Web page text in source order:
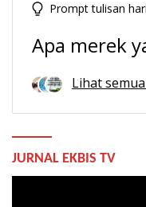
Prompt tulisan
Apa merek
Lihat
JURNAL EKBIS TV